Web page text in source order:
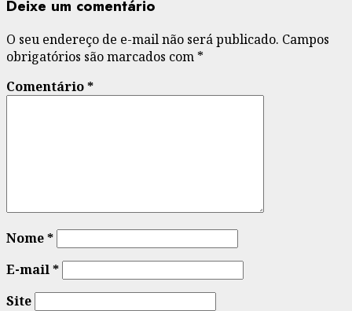
Deixe um comentário
O seu endereço de e-mail não será publicado. Campos
obrigatórios são marcados com *
Comentário*
Nome*
E-mail*
Site